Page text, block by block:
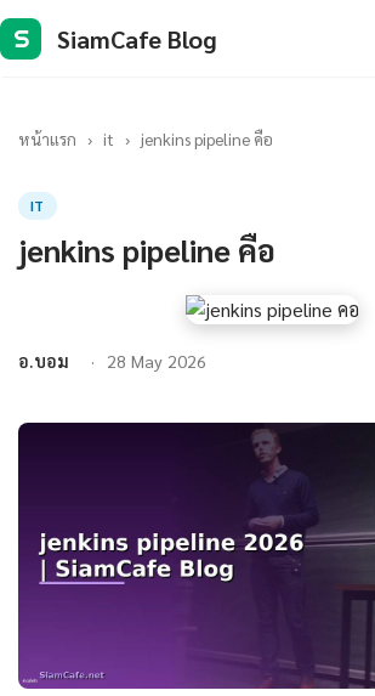
S SiamCafe Blog
หน้าแรก › it › jenkins pipeline คือ
IT
jenkins pipeline คือ
อ.บอม 28 May 2026